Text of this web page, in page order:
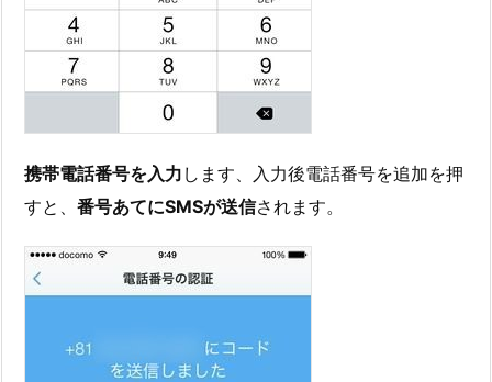
携帯電話番号を入力 します、入力後電話番号を追加を押
すと、 番号あてにSMSが送信されます。